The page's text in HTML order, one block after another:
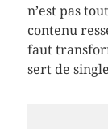
n’est pas
contenu
faut
sert de